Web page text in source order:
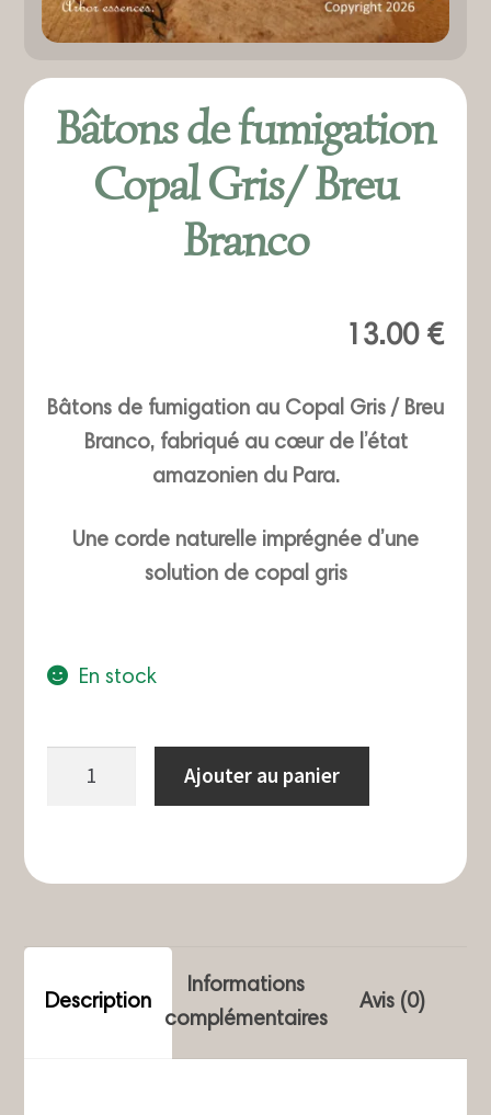
Bâtons de fumigation
Copal Gris/ Breu
Branco
13.00 €
Bâtons de fumigation au Copal Gris / Breu
Branco, fabriqué au cœur de l’état
amazonien du Para.
Une corde naturelle imprégnée d’une
solution de copal gris
En stock
Breu
Ajouter au panier
Description
Informations
complémentaires
Avis (0)